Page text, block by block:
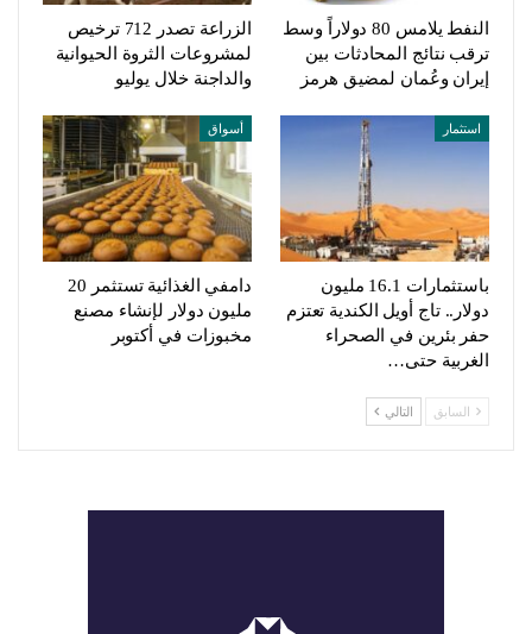
النفط يلامس 80 دولاراً وسط
ترقب نتائج المحادثات بين
إيران وعُمان لمضيق هرمز
الزراعة تصدر 712 ترخيص
لمشروعات الثروة الحيوانية
والداجنة خلال يوليو
استثمار
باستثمارات 16.1 مليون
دولار.. تاج أويل الكندية تعتزم
حفر بئرين في الصحراء
الغربية حتى…
أسواق
دامفي الغذائية تستثمر 20
مليون دولار لإنشاء مصنع
مخبوزات في أكتوبر
السابق التالي